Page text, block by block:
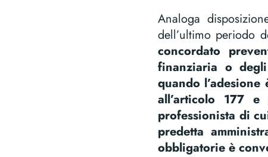
Analoga
dell’ultimo periodo
concordato
finanziaria o
quando
all’articolo 177
professionista di
predetta
obbligatorie è